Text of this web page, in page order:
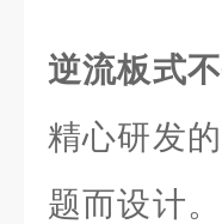
逆流板式
精心研发
题而设计